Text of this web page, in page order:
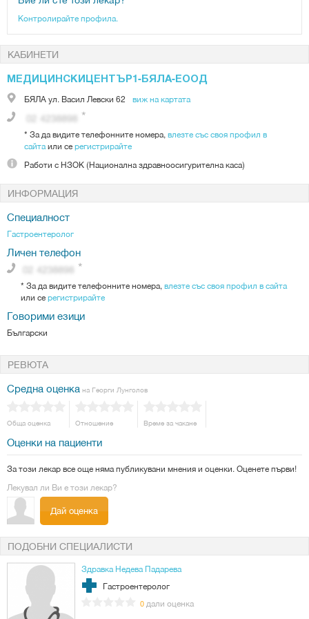
Контролирайте профила.
КАБИНЕТИ
МЕДИЦИНСКИЦЕНТЪР1-БЯЛА-ЕООД
БЯЛАул. Васил Левски 62 виж на картата
* За да видите телефонните номера, влезте със своя профил в
сайтаили серегистрирайте
Работи с НЗОК (Национална здравноосигурителна каса)
ИНФОРМАЦИЯ
Специалност
Гастроентеролог
Личен телефон
* За да видите телефонните номера, влезте със своя профил в сайта
или серегистрирайте
Говорими езици
Български
РЕВЮТА
Средна оценка на Георги Лунголов
Обща оценка Отношение Време за чакане
Оценки на пациенти
За този лекар все още няма публикувани мнения и оценки. Оценете първи!
Лекувал ли Ви е този лекар?
Дай оценка
ПОДОБНИ СПЕЦИАЛИСТИ
Здравка Недева Падарева
Гастроентеролог
0 дали оценка